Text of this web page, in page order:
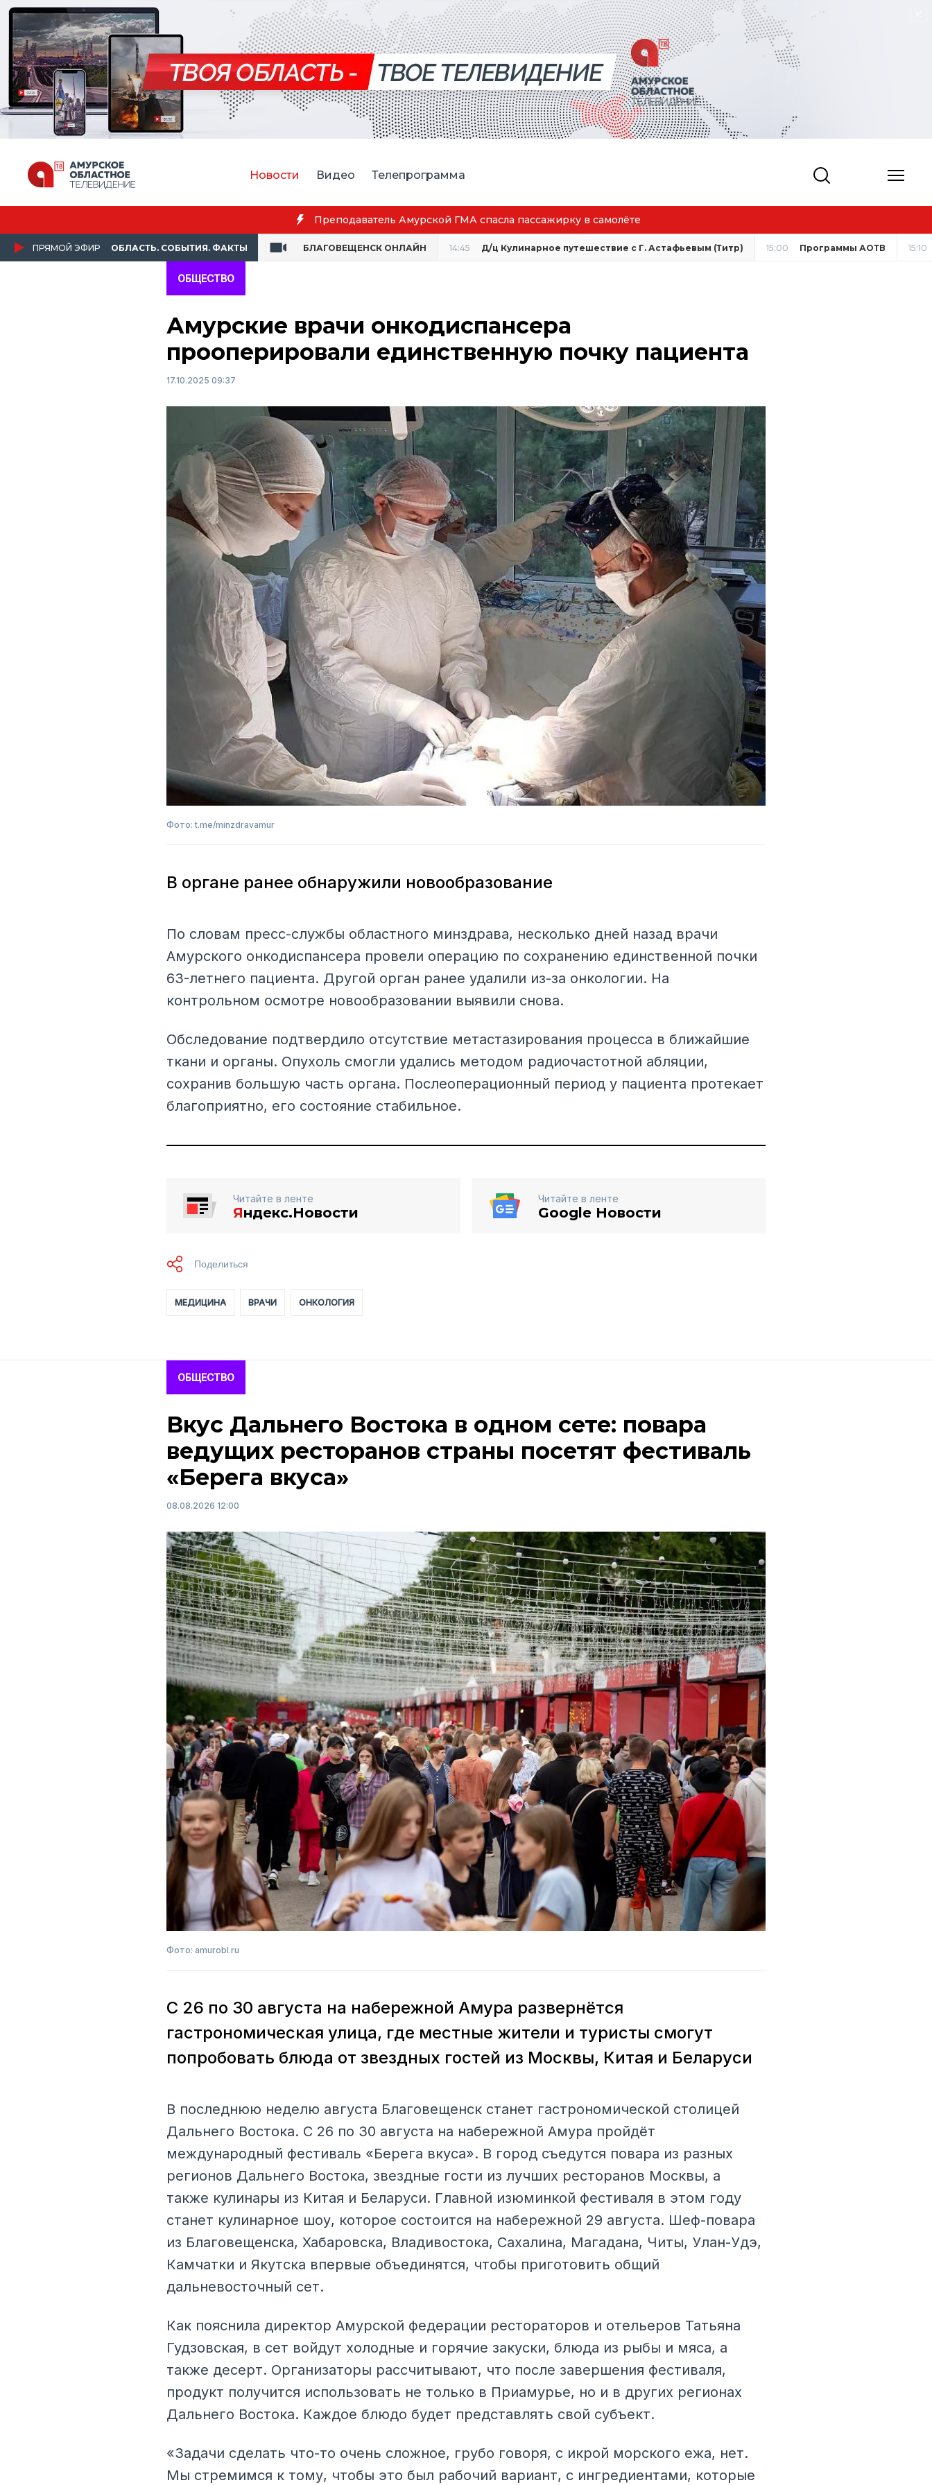
Новости Видео Телепрограмма
Преподаватель Амурской ГМА спасла пассажирку в самолёте
ПРЯМОЙ ЭФИР ОБЛАСТЬ. СОБЫТИЯ. ФАКТЫ БЛАГОВЕЩЕНСК ОНЛАЙН 14:45 Д/ц Кулинарное путешествие с Г. Астафьевым (Титр) 15:00 Программы АОТВ 15:10
ОБЩЕСТВО
Амурские врачи онкодиспансера
прооперировали единственную почку пациента
17.10.2025 09:37
Фото: t.me/minzdravamur
В органе ранее обнаружили новообразование
По словам пресс-службы областного минздрава, несколько дней назад врачи
Амурского онкодиспансера провели операцию по сохранению единственной почки
63-летнего пациента. Другой орган ранее удалили из-за онкологии. На
контрольном осмотре новообразовании выявили снова.
Обследование подтвердило отсутствие метастазирования процесса в ближайшие
ткани и органы. Опухоль смогли удались методом радиочастотной абляции,
сохранив большую часть органа. Послеоперационный период у пациента протекает
благоприятно, его состояние стабильное.
Читайте в ленте
Яндекс.Новости
Читайте в ленте
Google Новости
МЕДИЦИНА ВРАЧИ ОНКОЛОГИЯ
ОБЩЕСТВО
Вкус Дальнего Востока в одном сете: повара
ведущих ресторанов страны посетят фестиваль
«Берега вкуса»
08.08.2026 12:00
Фото: amurobl.ru
С 26 по 30 августа на набережной Амура развернётся
гастрономическая улица, где местные жители и туристы смогут
попробовать блюда от звездных гостей из Москвы, Китая и Беларуси
В последнюю неделю августа Благовещенск станет гастрономической столицей
Дальнего Востока. С 26 по 30 августа на набережной Амура пройдёт
международный фестиваль «Берега вкуса». В город съедутся повара из разных
регионов Дальнего Востока, звездные гости из лучших ресторанов Москвы, а
также кулинары из Китая и Беларуси. Главной изюминкой фестиваля в этом году
станет кулинарное шоу, которое состоится на набережной 29 августа. Шеф-повара
из Благовещенска, Хабаровска, Владивостока, Сахалина, Магадана, Читы, Улан-Удэ,
Камчатки и Якутска впервые объединятся, чтобы приготовить общий
дальневосточный сет.
Как пояснила директор Амурской федерации рестораторов и отельеров Татьяна
Гудзовская, в сет войдут холодные и горячие закуски, блюда из рыбы и мяса, а
также десерт. Организаторы рассчитывают, что после завершения фестиваля,
продукт получится использовать не только в Приамурье, но и в других регионах
Дальнего Востока. Каждое блюдо будет представлять свой субъект.
«Задачи сделать что-то очень сложное, грубо говоря, с икрой морского ежа, нет.
Мы стремимся к тому, чтобы это был рабочий вариант, с ингредиентами, которые